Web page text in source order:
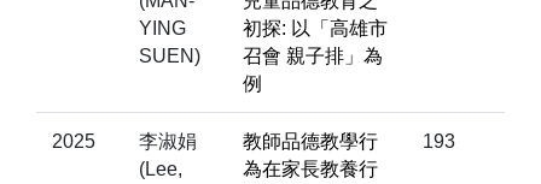
YING
SUEN)
初探: 以「高雄市
召會 親子排」為
例
2025
李淑娟
(Lee,
教師品德教學行
為在家長教養行
193